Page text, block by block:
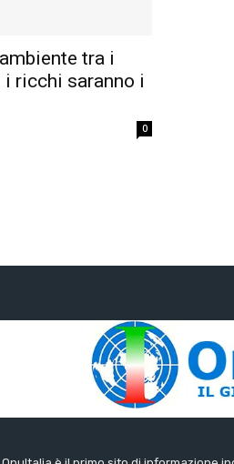
tra i
ricchi saranno i
0